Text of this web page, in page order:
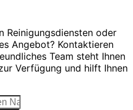
Reinigungsdiensten oder
Angebot? Kontaktieren
Team steht Ihnen
Verfügung und hilft Ihnen